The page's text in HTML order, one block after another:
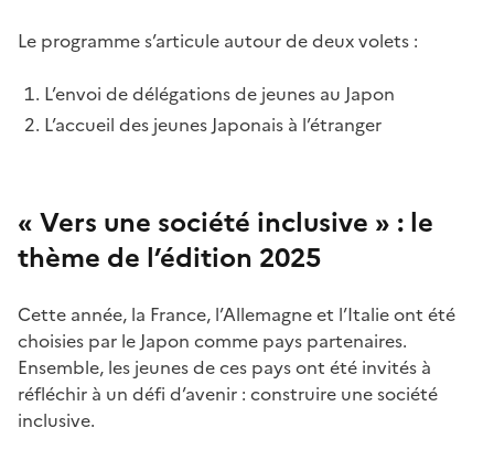
Le programme s’articule autour de deux volets :
L’envoi de délégations de jeunes au Japon
L’accueil des jeunes Japonais à l’étranger
« Vers une société inclusive » : le
thème de l’édition 2025
Cette année, la France, l’Allemagne et l’Italie ont été
choisies par le Japon comme pays partenaires.
Ensemble, les jeunes de ces pays ont été invités à
réfléchir à un défi d’avenir : construire une société
inclusive.